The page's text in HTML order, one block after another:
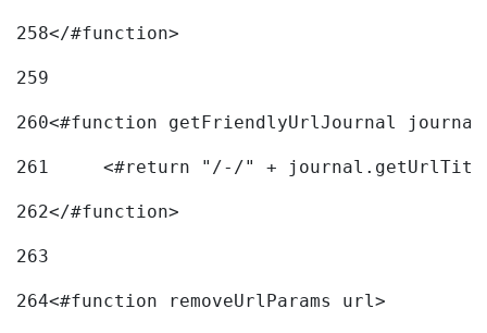
258</#function>
259
260
261
262</#function>
263
264<#function removeUrlParams url>